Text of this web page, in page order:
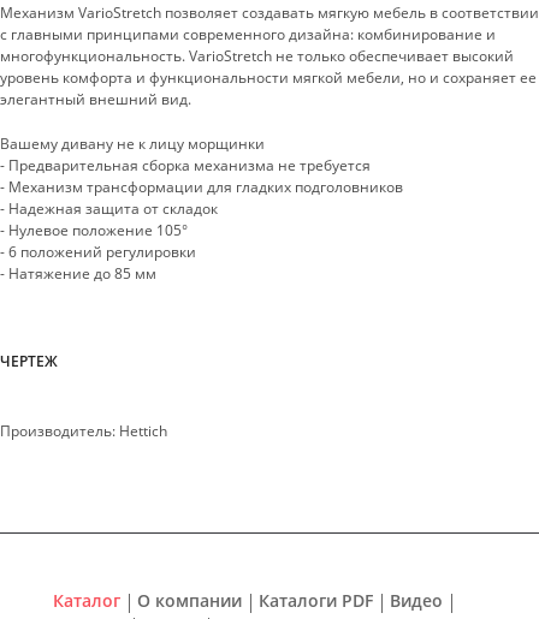
Механизм VarioStretch позволяет создавать мягкую мебель в соответствии
с главными принципами современного дизайна: комбинирование и
многофункциональность. VarioStretch не только обеспечивает высокий
уровень комфорта и функциональности мягкой мебели, но и сохраняет ее
элегантный внешний вид.
Вашему дивану не к лицу морщинки
- Предварительная сборка механизма не требуется
- Механизм трансформации для гладких подголовников
- Надежная защита от складок
- Нулевое положение 105°
- 6 положений регулировки
- Натяжение до 85 мм
ЧЕРТЕЖ
Производитель: Hettich
Каталог О компании Каталоги PDF
Видео